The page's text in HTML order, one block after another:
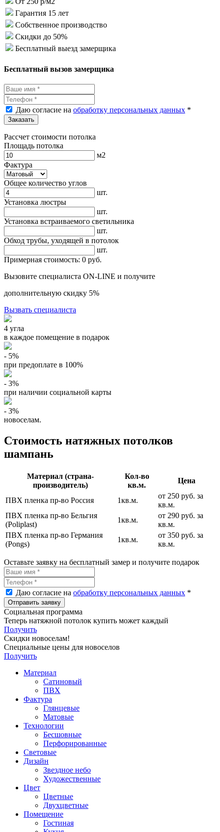
Гарантия 15 лет
Собственное производство
Скидки до 50%
Бесплатный выезд замерщика
Бесплатный вызов замерщика
Даю согласие на обработку персональных данных *
Рассчет стоимости потолка
Площадь потолка
м2
Фактура
Общее количество углов
шт.
Установка люстры
шт.
Установка встраиваемого светильника
шт.
Обход трубы, уходящей в потолок
шт.
Примерная стоимость: 0 руб.
Вызовите специалиста ON-LINE и получите
дополнительную скидку 5%
Вызвать специалиста
4 угла
в каждое помещение в подарок
- 5%
при предоплате в 100%
- 3%
при наличии социальной карты
- 3%
новоселам.
Стоимость натяжных потолков
шампань
Материал (страна-
производитель)
Кол-во
кв.м.
Цена
ПВХ пленка пр-во Россия 1кв.м.
от 250 руб. за
кв.м.
ПВХ пленка пр-во Бельгия
(Poliplast)
1кв.м.
от 290 руб. за
кв.м.
ПВХ пленка пр-во Германия
(Pongs)
1кв.м.
от 350 руб. за
кв.м.
Оставьте заявку на бесплатный замер и получите подарок
Даю согласие на обработку персональных данных *
Социальная программа
Теперь натяжной потолок купить может каждый
Получить
Скидки новоселам!
Специальные цены для новоселов
Получить
Материал
Сатиновый
ПВХ
Фактура
Глянцевые
Матовые
Технологии
Бесшовные
Перфорированные
Световые
Дизайн
Звездное небо
Художественные
Цвет
Цветные
Двухцветные
Помещение
Гостиная